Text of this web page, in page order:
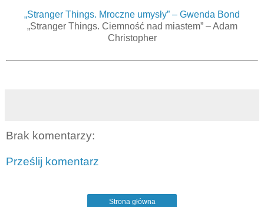
„Stranger Things. Mroczne umysły” – Gwenda Bond
„Stranger Things. Ciemność nad miastem” – Adam
Christopher
Brak komentarzy:
Prześlij komentarz
Strona główna